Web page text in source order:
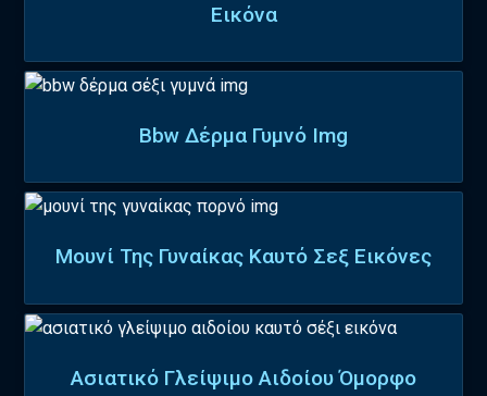
Εικόνα
Bbw Δέρμα Γυμνό Img
Μουνί Της Γυναίκας Καυτό Σεξ Εικόνες
Ασιατικό Γλείψιμο Αιδοίου Όμορφο